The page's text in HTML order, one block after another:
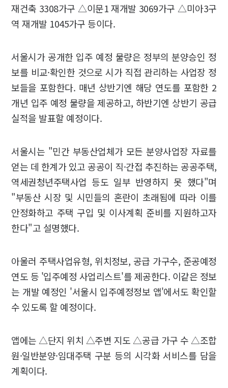
재건축 3308가구 △이문1 재개발 3069가구 △미아3구
역 재개발 1045가구 등이다.
서울시가 공개한 입주 예정 물량은 정부의 분양승인 정
보를 비교·확인한 것으로 시가 직접 관리하는 사업장 정
보들을 포함한다. 매년 상반기엔 해당 연도를 포함한 2
개년 입주 예정 물량을 제공하고, 하반기엔 상반기 공급
실적을 발표할 예정이다.
서울시는 "민간 부동산업체가 모든 분양사업장 자료를
얻는 데 한계가 있고 공공이 직·간접 추진하는 공공주택,
역세권청년주택사업 등도 일부 반영하지 못 했다"며
"부동산 시장 및 시민들의 혼란이 초래됨에 따라 이를
안정화하고 주택 구입 및 이사계획 준비를 지원하고자
한다"고 설명했다.
아울러 주택사업유형, 위치정보, 공급 가구수, 준공예정
연도 등 '입주예정 사업리스트'를 제공한다. 이같은 정보
는 개발 예정인 '서울시 입주예정정보 앱'에서도 확인할
수 있도록 할 예정이다.
앱에는 △단지 위치 △주변 지도 △공급 가구 수 △조합
원·일반분양·임대주택 구분 등의 시각화 서비스를 담을
계획이다.